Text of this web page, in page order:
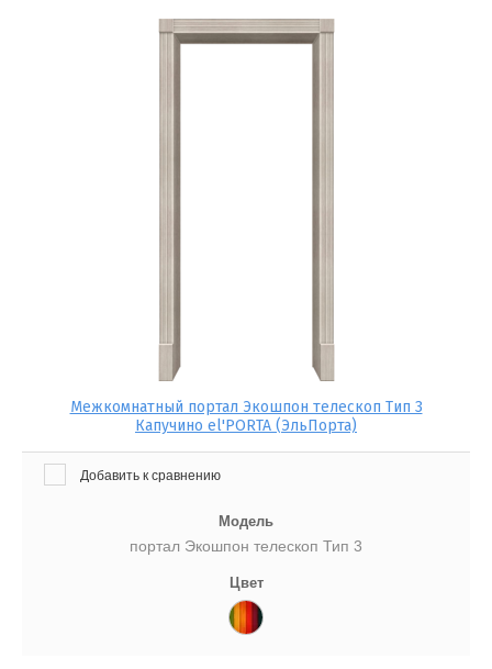
Межкомнатный портал Экошпон телескоп Тип 3
Капучино el'PORTA (ЭльПорта)
Добавить к сравнению
Модель
портал Экошпон телескоп Тип 3
Цвет